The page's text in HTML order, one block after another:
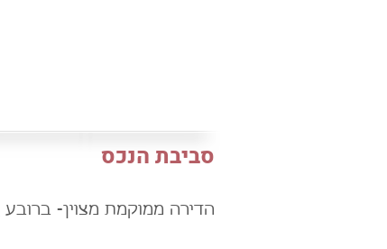
סביבת הנכס
הדירה ממוקמת מצוין- ברובע